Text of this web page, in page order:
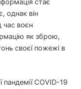
стає
однак він
час воєн
як зброю,
своєї пожежі в
пандемії COVID-19